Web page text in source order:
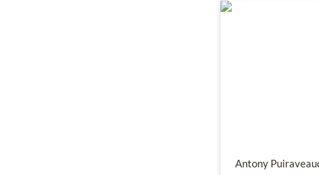
Antony Puiraveaud
Antony